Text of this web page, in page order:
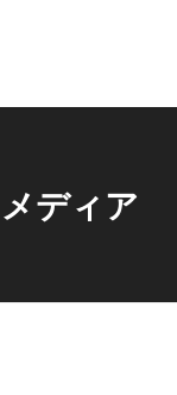
メディア